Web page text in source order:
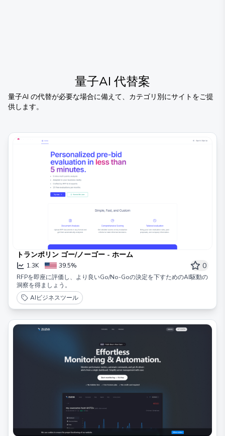
量子AI 代替案
量子AI の代替が必要な場合に備えて、カテゴリ別にサイトをご提
供します。
トランポリン ゴー/ノーゴー - ホーム
1.3K 39.5% 0
RFPを即座に評価し、より良いGo/No-Goの決定を下すためのAI駆動の
洞察を得ましょう。
AIビジネスツール